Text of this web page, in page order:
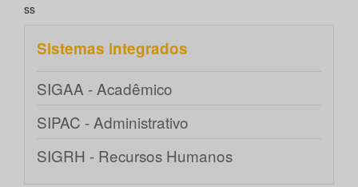
ss
Sistemas integrados
SIGAA - Acadêmico
SIPAC - Administrativo
SIGRH - Recursos Humanos